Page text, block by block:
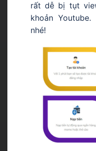
rất dễ bị tụt
khoản
nhé!